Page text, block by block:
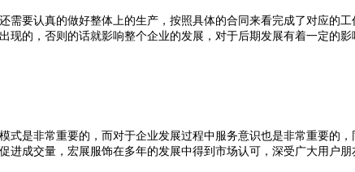
认真的做好整体上的生产，按照具体的合同来看完成了对应的
的，否则的话就影响整个企业的发展，对于后期发展有着一定的影
非常重要的，而对于企业发展过程中服务意识也是非常重要的
成交量，宏展服饰在多年的发展中得到市场认可，深受广大用户朋